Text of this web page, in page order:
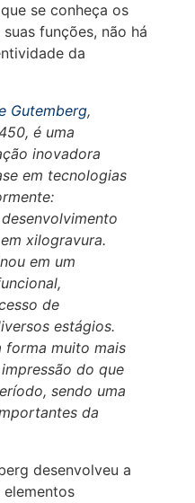
se conheça os
funções, não há
da
Gutemberg,
é uma
inovadora
em tecnologias
xilogravura.
em um
de
estágios.
forma muito mais
do que
sendo uma
da
desenvolveu a
elementos